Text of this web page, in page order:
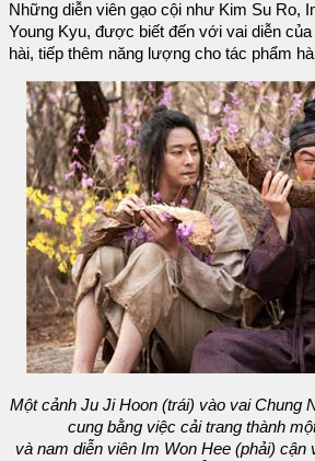
Những diễn viên gạo cội như Kim Su Ro,
Young Kyu, được biết đến với vai diễn của
hài, tiếp thêm năng lượng cho tác phẩm
Một cảnh Ju Ji Hoon (trái) vào vai Chung
cung bằng việc cải trang thành
và nam diễn viên Im Won Hee (phải) cận